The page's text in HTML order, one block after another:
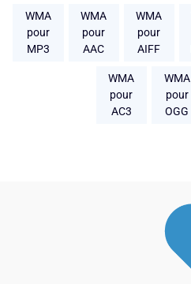
WMA
pour
MP3
WMA
pour
AAC
WMA
pour
AIFF
WMA
pour
AC3
WMA
pour
OGG